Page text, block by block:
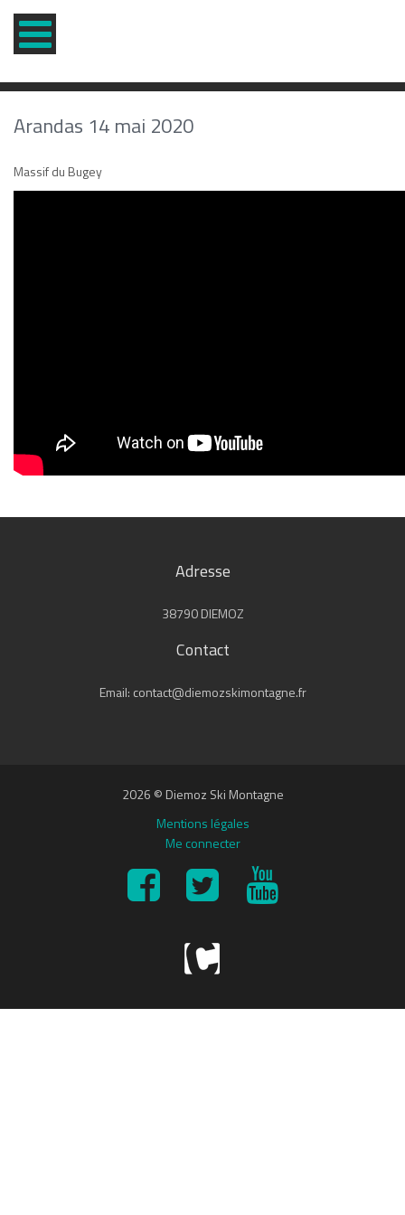
Arandas 14 mai 2020
Massif du Bugey
Adresse
38790 DIEMOZ
Contact
Email: contact@diemozskimontagne.fr
2026 © Diemoz Ski Montagne
Mentions légales
Me connecter